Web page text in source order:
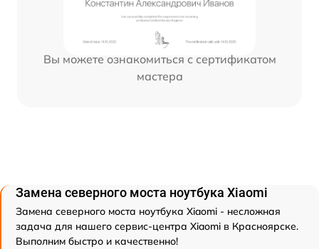
Вы можете ознакомиться с сертификатом
мастера
Замена северного моста ноутбука Xiaomi
Замена северного моста ноутбука Xiaomi - несложная
задача для нашего сервис-центра Xiaomi в Красноярске.
Выполним быстро и качественно!